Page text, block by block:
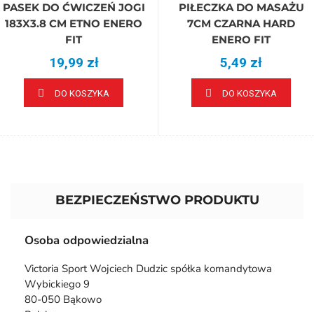
PASEK DO ĆWICZEŃ JOGI
183X3.8 CM ETNO ENERO
FIT
19,99 zł
DO KOSZYKA
PIŁECZKA DO MASAŻU
7CM CZARNA HARD
ENERO FIT
5,49 zł
DO KOSZYKA
BEZPIECZEŃSTWO PRODUKTU
Osoba odpowiedzialna
Victoria Sport Wojciech Dudzic spółka komandytowa
Wybickiego 9
80-050 Bąkowo